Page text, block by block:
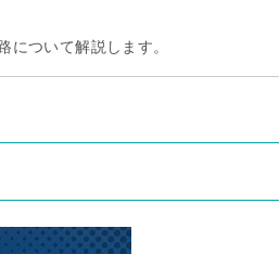
について解説します。